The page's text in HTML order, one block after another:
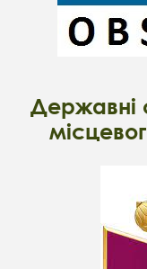
Державні